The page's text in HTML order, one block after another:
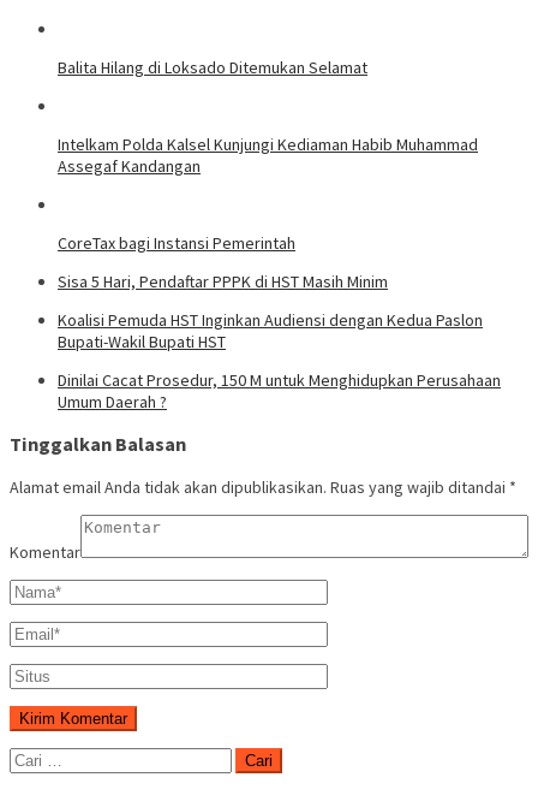
Balita Hilang di Loksado Ditemukan Selamat
Intelkam Polda Kalsel Kunjungi Kediaman Habib Muhammad
Assegaf Kandangan
CoreTax bagi Instansi Pemerintah
Sisa 5 Hari, Pendaftar PPPK di HST Masih Minim
Koalisi Pemuda HST Inginkan Audiensi dengan Kedua Paslon
Bupati-Wakil Bupati HST
Dinilai Cacat Prosedur, 150 M untuk Menghidupkan Perusahaan
Umum Daerah ?
Tinggalkan Balasan
Alamat email Anda tidak akan dipublikasikan. Ruas yang wajib ditandai *
Komentar
Cari
untuk: